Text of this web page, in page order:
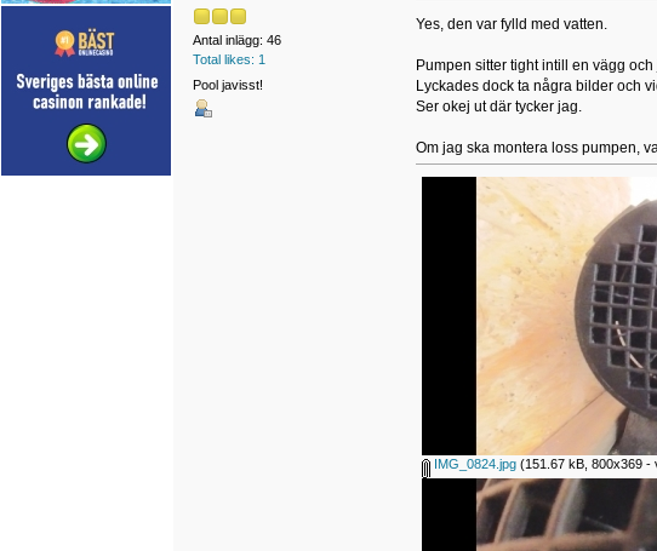
Antal inlägg: 46
Total likes: 1
Pool javisst!
Yes, den var fylld med vatten.
Pumpen sitter tight intill en vägg
Lyckades dock ta några bilder och
Ser okej ut där tycker jag.
Om jag ska montera loss pumpen,
IMG_0824.jpg(151.67 kB, 800x369 -